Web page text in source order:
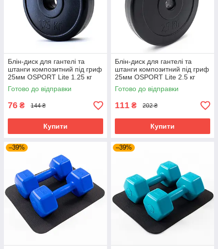
Блін-диск для гантелі та
штанги композитний під гриф
25мм OSPORT Lite 1.25 кг
(OF-0140)
Готово до відправки
76 ₴ 144 ₴
Купити
Блін-диск для гантелі та
штанги композитний під гриф
25мм OSPORT Lite 2.5 кг
(OF-0141)
Готово до відправки
111 ₴ 202 ₴
Купити
–39% –39%